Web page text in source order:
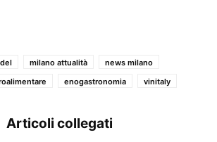
milano attualità
news milano
enogastronomia vinitaly
Articoli collegati